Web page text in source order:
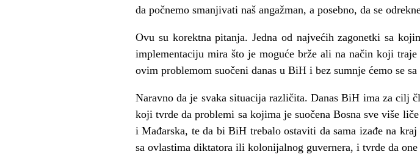
da počnemo smanjivati naš angažman, a posebno, da se
Ovu su korektna pitanja. Jedna od najvećih zagonetki sa
implementaciju mira što je moguće brže ali na način koji
ovim problemom suočeni danas u BiH i bez sumnje ćemo se
Naravno da je svaka situacija različita. Danas BiH ima za cilj
koji tvrde da problemi sa kojima je suočena Bosna sve više
i Mađarska, te da bi BiH trebalo ostaviti da sama izađe na
sa ovlastima diktatora ili kolonijalnog guvernera, i tvrde da